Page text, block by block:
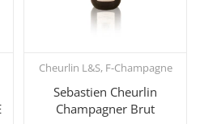
Cheurlin L&S, F-Champagne
Sebastien Cheurlin
Champagner Brut